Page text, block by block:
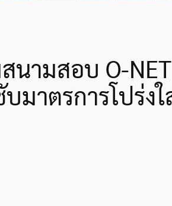
นามสอบ O-
มาตรการโปร่ง